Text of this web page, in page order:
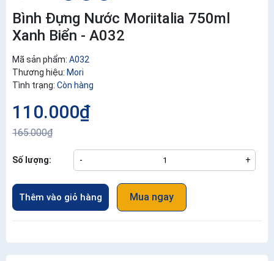
Bình Đựng Nước Moriitalia 750ml
Xanh Biển - A032
Mã sản phẩm: A032
Thương hiệu: Mori
Tình trạng: Còn hàng
110.000₫
165.000₫
Số lượng: - +
Thêm vào giỏ hàng Mua ngay